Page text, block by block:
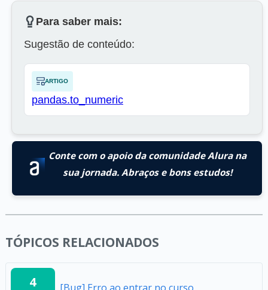
Para saber mais:
Sugestão de conteúdo:
ARTIGO
pandas.to_numeric
Conte com o apoio da comunidade Alura na
sua jornada. Abraços e bons estudos!
TÓPICOS RELACIONADOS
4